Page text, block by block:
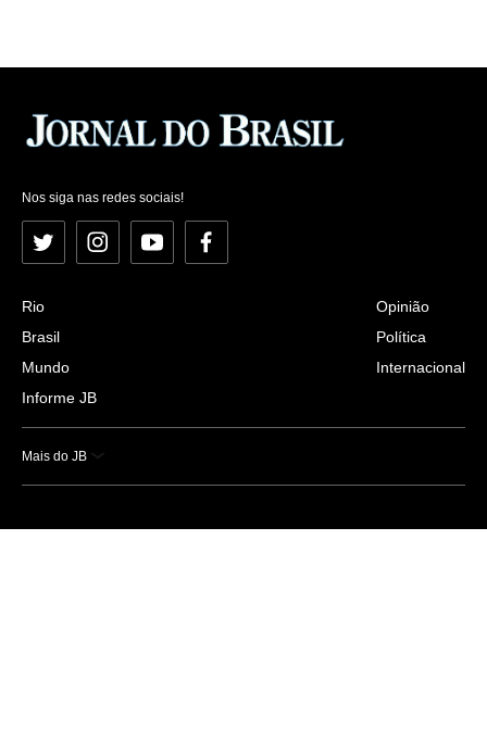
Nos siga nas redes sociais!
Twitter InstagramYouTubeFacebook
Rio
Brasil
Mundo
Informe JB
Opinião
Política
Internacional
Mais do JB
Esportes